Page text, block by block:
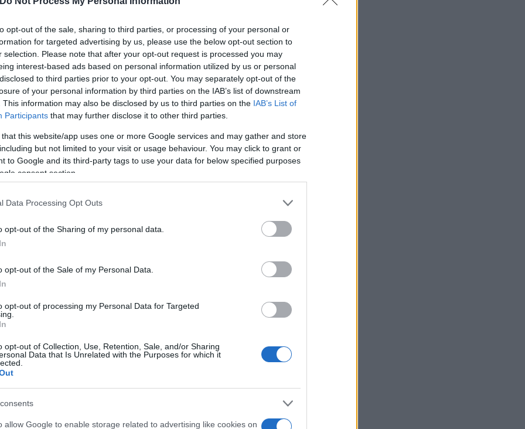
opt-out of the sale, sharing to third parties, or processing of your personal or
for targeted advertising by us, please use the below opt-out section to
selection. Please note that after your opt-out request is processed you may
interest-based ads based on personal information utilized by us or personal
to third parties prior to your opt-out. You may separately opt-out of the
of your personal information by third parties on the IAB’s list of downstream
This information may also be disclosed by us to third parties on the IAB’s List of
Participants that may further disclose it to other third parties.
that this website/app uses one or more Google services and may gather and store
but not limited to your visit or usage behaviour. You may click to grant or
to Google and its third-party tags to use your data for below specified purposes
consent section.
Data Processing Opt Outs
opt-out of the Sharing of my personal data.
opt-out of the Sale of my Personal Data.
opt-out of processing my Personal Data for Targeted
opt-out of Collection, Use, Retention, Sale, and/or Sharing
Data that Is Unrelated with the Purposes for which it
allow Google to enable storage related to advertising like cookies on
που έχουν βρεθεί!
τι θα έπρεπε να γίνει;
σε τέσσερα 24 ώρα!
φάρμακα. Ο Ράικος έστειλε χαρτογραφήματα μόνο με την
τα έδωσε η κατηγορούμενη σύμφωνα με το
κάθεται να παίζει με τα φάρμακα και να ανοιγοκλείνει τις
χρόνια με προηγμένη έρευνα. Μετά τις τηλεοπτικές
τα φάρμακα με τη μια; Πόσες αμπούλες έπρεπε να ανοίξει